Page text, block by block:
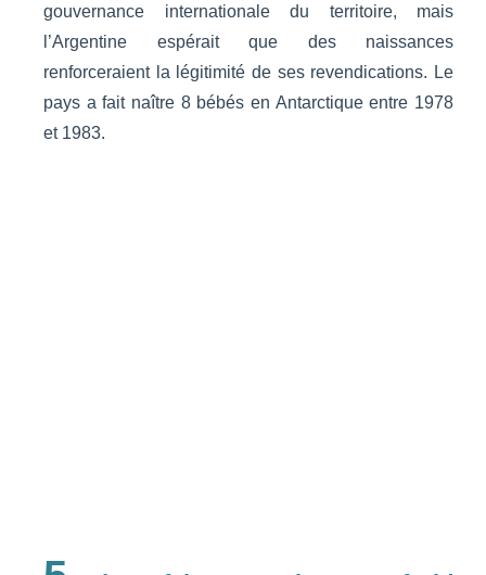
gouvernance internationale du territoire, mais
l’Argentine espérait que des naissances
renforceraient la légitimité de ses revendications. Le
pays a fait naître 8 bébés en Antarctique entre 1978
et 1983.